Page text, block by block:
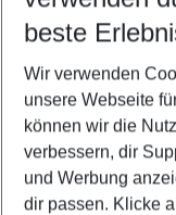
Urlaub
Last Minute
Flug & Hotel
Städtereisen
beste
Wir verwenden
unsere Webseite
können wir die
verbessern, dir
und Werbung
dir passen. Klicke